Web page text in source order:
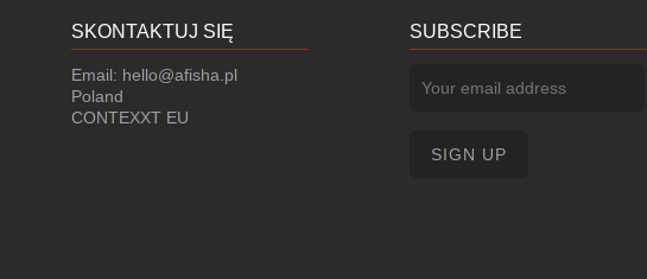
SKONTAKTUJ SIĘ
Email: hello@afisha.pl
Poland
CONTEXXT EU
SUBSCRIBE